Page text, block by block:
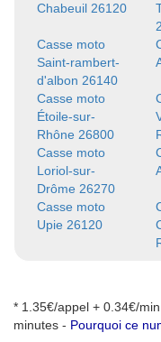
Chabeuil 26120
Casse moto
Saint-rambert-
d'albon 26140
Casse moto
Étoile-sur-
Rhône 26800
Casse moto
Loriol-sur-
Drôme 26270
Casse moto
Upie 26120
* 1.35€/appel + 0.34€/
minutes - Pourquoi ce